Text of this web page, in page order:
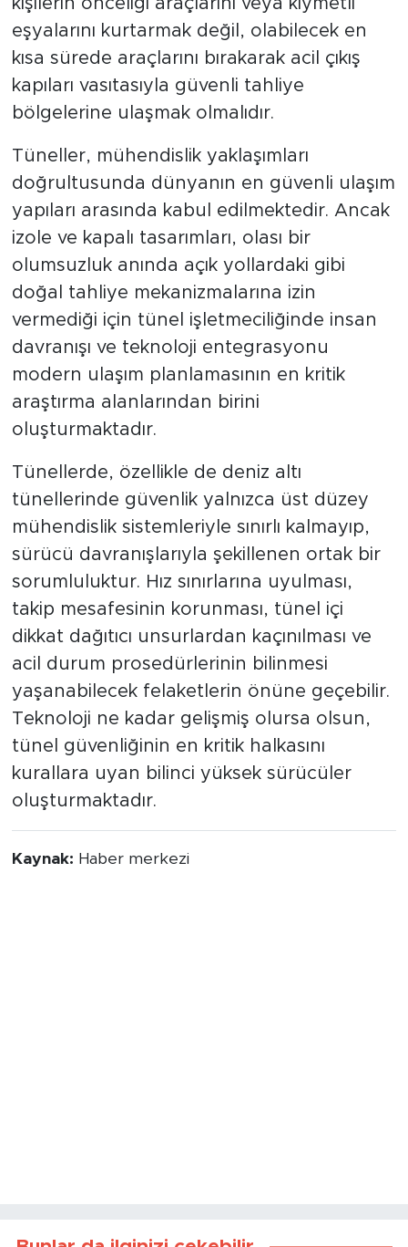
eşyalarını kurtarmak değil, olabilecek en
kısa sürede araçlarını bırakarak acil çıkış
kapıları vasıtasıyla güvenli tahliye
bölgelerine ulaşmak olmalıdır.
Tüneller, mühendislik yaklaşımları
doğrultusunda dünyanın en güvenli ulaşım
yapıları arasında kabul edilmektedir. Ancak
izole ve kapalı tasarımları, olası bir
olumsuzluk anında açık yollardaki gibi
doğal tahliye mekanizmalarına izin
vermediği için tünel işletmeciliğinde insan
davranışı ve teknoloji entegrasyonu
modern ulaşım planlamasının en kritik
araştırma alanlarından birini
oluşturmaktadır.
Tünellerde, özellikle de deniz altı
tünellerinde güvenlik yalnızca üst düzey
mühendislik sistemleriyle sınırlı kalmayıp,
sürücü davranışlarıyla şekillenen ortak bir
sorumluluktur. Hız sınırlarına uyulması,
takip mesafesinin korunması, tünel içi
dikkat dağıtıcı unsurlardan kaçınılması ve
acil durum prosedürlerinin bilinmesi
yaşanabilecek felaketlerin önüne geçebilir.
Teknoloji ne kadar gelişmiş olursa olsun,
tünel güvenliğinin en kritik halkasını
kurallara uyan bilinci yüksek sürücüler
oluşturmaktadır.
Kaynak: Haber merkezi